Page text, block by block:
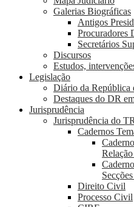
Galerias Biográficas
Antigos
Procuradores
Secretários
Discursos
Estudos,
Legislação
Diário da República
Destaques do DR
Jurisprudência
Jurisprudência do
Cadernos
Direito Civil
Processo Civil